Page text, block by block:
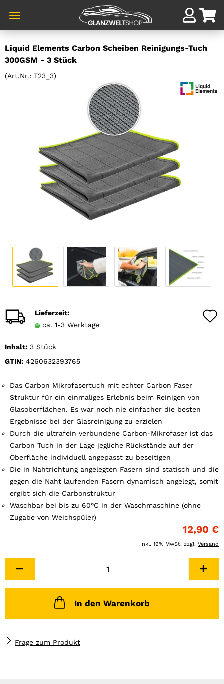
zum
Hauptinhalt
Liquid Elements Carbon Scheiben Reinigungs-Tuch
300GSM - 3 Stück
(Art.Nr.: T23_3)
Lieferzeit:
ca. 1-3 Werktage
Inhalt: 3 Stück
GTIN: 4260632393765
Das Carbon Mikrofasertuch mit echter Carbon Faser
Struktur für ein einmaliges Erlebnis beim Reinigen von
Glasoberflächen. Es war noch nie einfacher die besten
Ergebnisse bei der Glasreinigung zu erzielen
Durch die ultrafein verbundene Carbon-Mikrofaser ist das
Carbon Tuch in der Lage jegliche Rückstände auf der
Oberfläche individuell angepasst zu beseitigen
Die in Nahtrichtung angelegten Fasern sind statisch und die
gegen die Naht laufenden Fasern dynamisch angelegt, somit
ergibt sich die Carbonstruktur
Waschbar bei bis zu 60°C in der Waschmaschine (ohne
Zugabe von Weichspüler)
12,90 €
inkl. 19% MwSt. zzgl. Versand
In den Warenkorb
Frage zum Produkt